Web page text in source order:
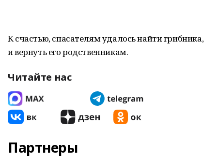
К счастью, спасателям удалось найти грибника,
и вернуть его родственникам.
Читайте нас
Партнеры